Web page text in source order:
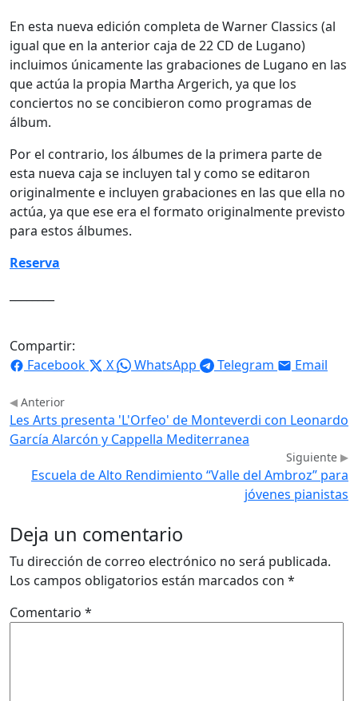
En esta nueva edición completa de Warner Classics (al
igual que en la anterior caja de 22 CD de Lugano)
incluimos únicamente las grabaciones de Lugano en las
que actúa la propia Martha Argerich, ya que los
conciertos no se concibieron como programas de
álbum.
Por el contrario, los álbumes de la primera parte de
esta nueva caja se incluyen tal y como se editaron
originalmente e incluyen grabaciones en las que ella no
actúa, ya que ese era el formato originalmente previsto
para estos álbumes.
Reserva
Compartir:
Facebook
X WhatsApp Telegram Email
Anterior
Les Arts presenta 'L'Orfeo' de Monteverdi con Leonardo
García Alarcón y Cappella Mediterranea
Siguiente
Escuela de Alto Rendimiento “Valle del Ambroz” para
jóvenes pianistas
Deja un comentario
Tu dirección de correo electrónico no será publicada.
Los campos obligatorios están marcados con *
Comentario *